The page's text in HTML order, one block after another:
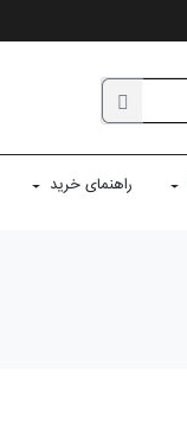
راهنمای خرید